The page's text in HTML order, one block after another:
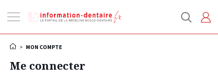
la
> MON COMPTE
Me connecter